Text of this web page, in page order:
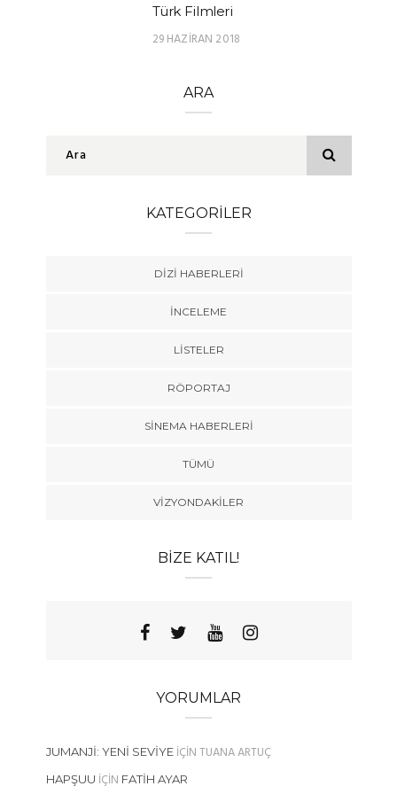
Türk Filmleri
29 HAZIRAN 2018
ARA
KATEGORILER
DIZI HABERLERI
İNCELEME
LISTELER
RÖPORTAJ
SINEMA HABERLERI
TÜMÜ
VIZYONDAKILER
BIZE KATIL!
YORUMLAR
JUMANJI: YENI SEVIYEIÇINTUANA ARTUÇ
HAPŞUU IÇIN FATIH AYAR